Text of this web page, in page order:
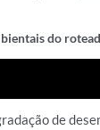
do
de